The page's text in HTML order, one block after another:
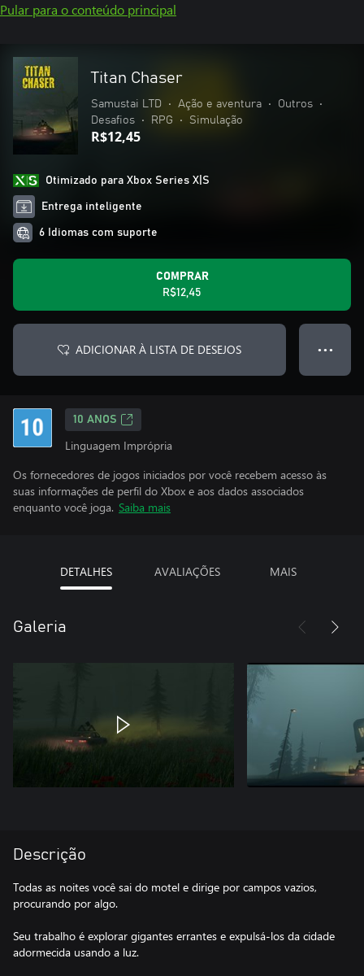
Pular para o conteúdo principal
Titan Chaser
Samustai LTD • Ação e aventura • Outros
•
Desafios
• RPG • Simulação
R$12,45
Otimizado para Xbox Series X|S
Entrega inteligente
6 Idiomas com suporte
COMPRAR
R$12,45
ADICIONAR À LISTA DE DESEJOS ● ● ●
10 ANOS
Linguagem Imprópria
Os fornecedores de jogos iniciados por você recebem acesso às
suas informações de perfil do Xbox e aos dados associados
enquanto você joga. Saiba mais
DETALHES AVALIAÇÕES MAIS
Galeria
Descrição
Todas as noites você sai do motel e dirige por campos vazios,
procurando por algo.
Seu trabalho é explorar gigantes errantes e expulsá-los da cidade
adormecida usando a luz.